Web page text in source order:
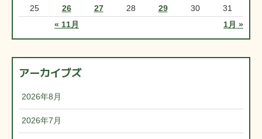
« 11月 1月 »
25
26 27 28 29 30 31
アーカイブズ
2026年8月
2026年7月